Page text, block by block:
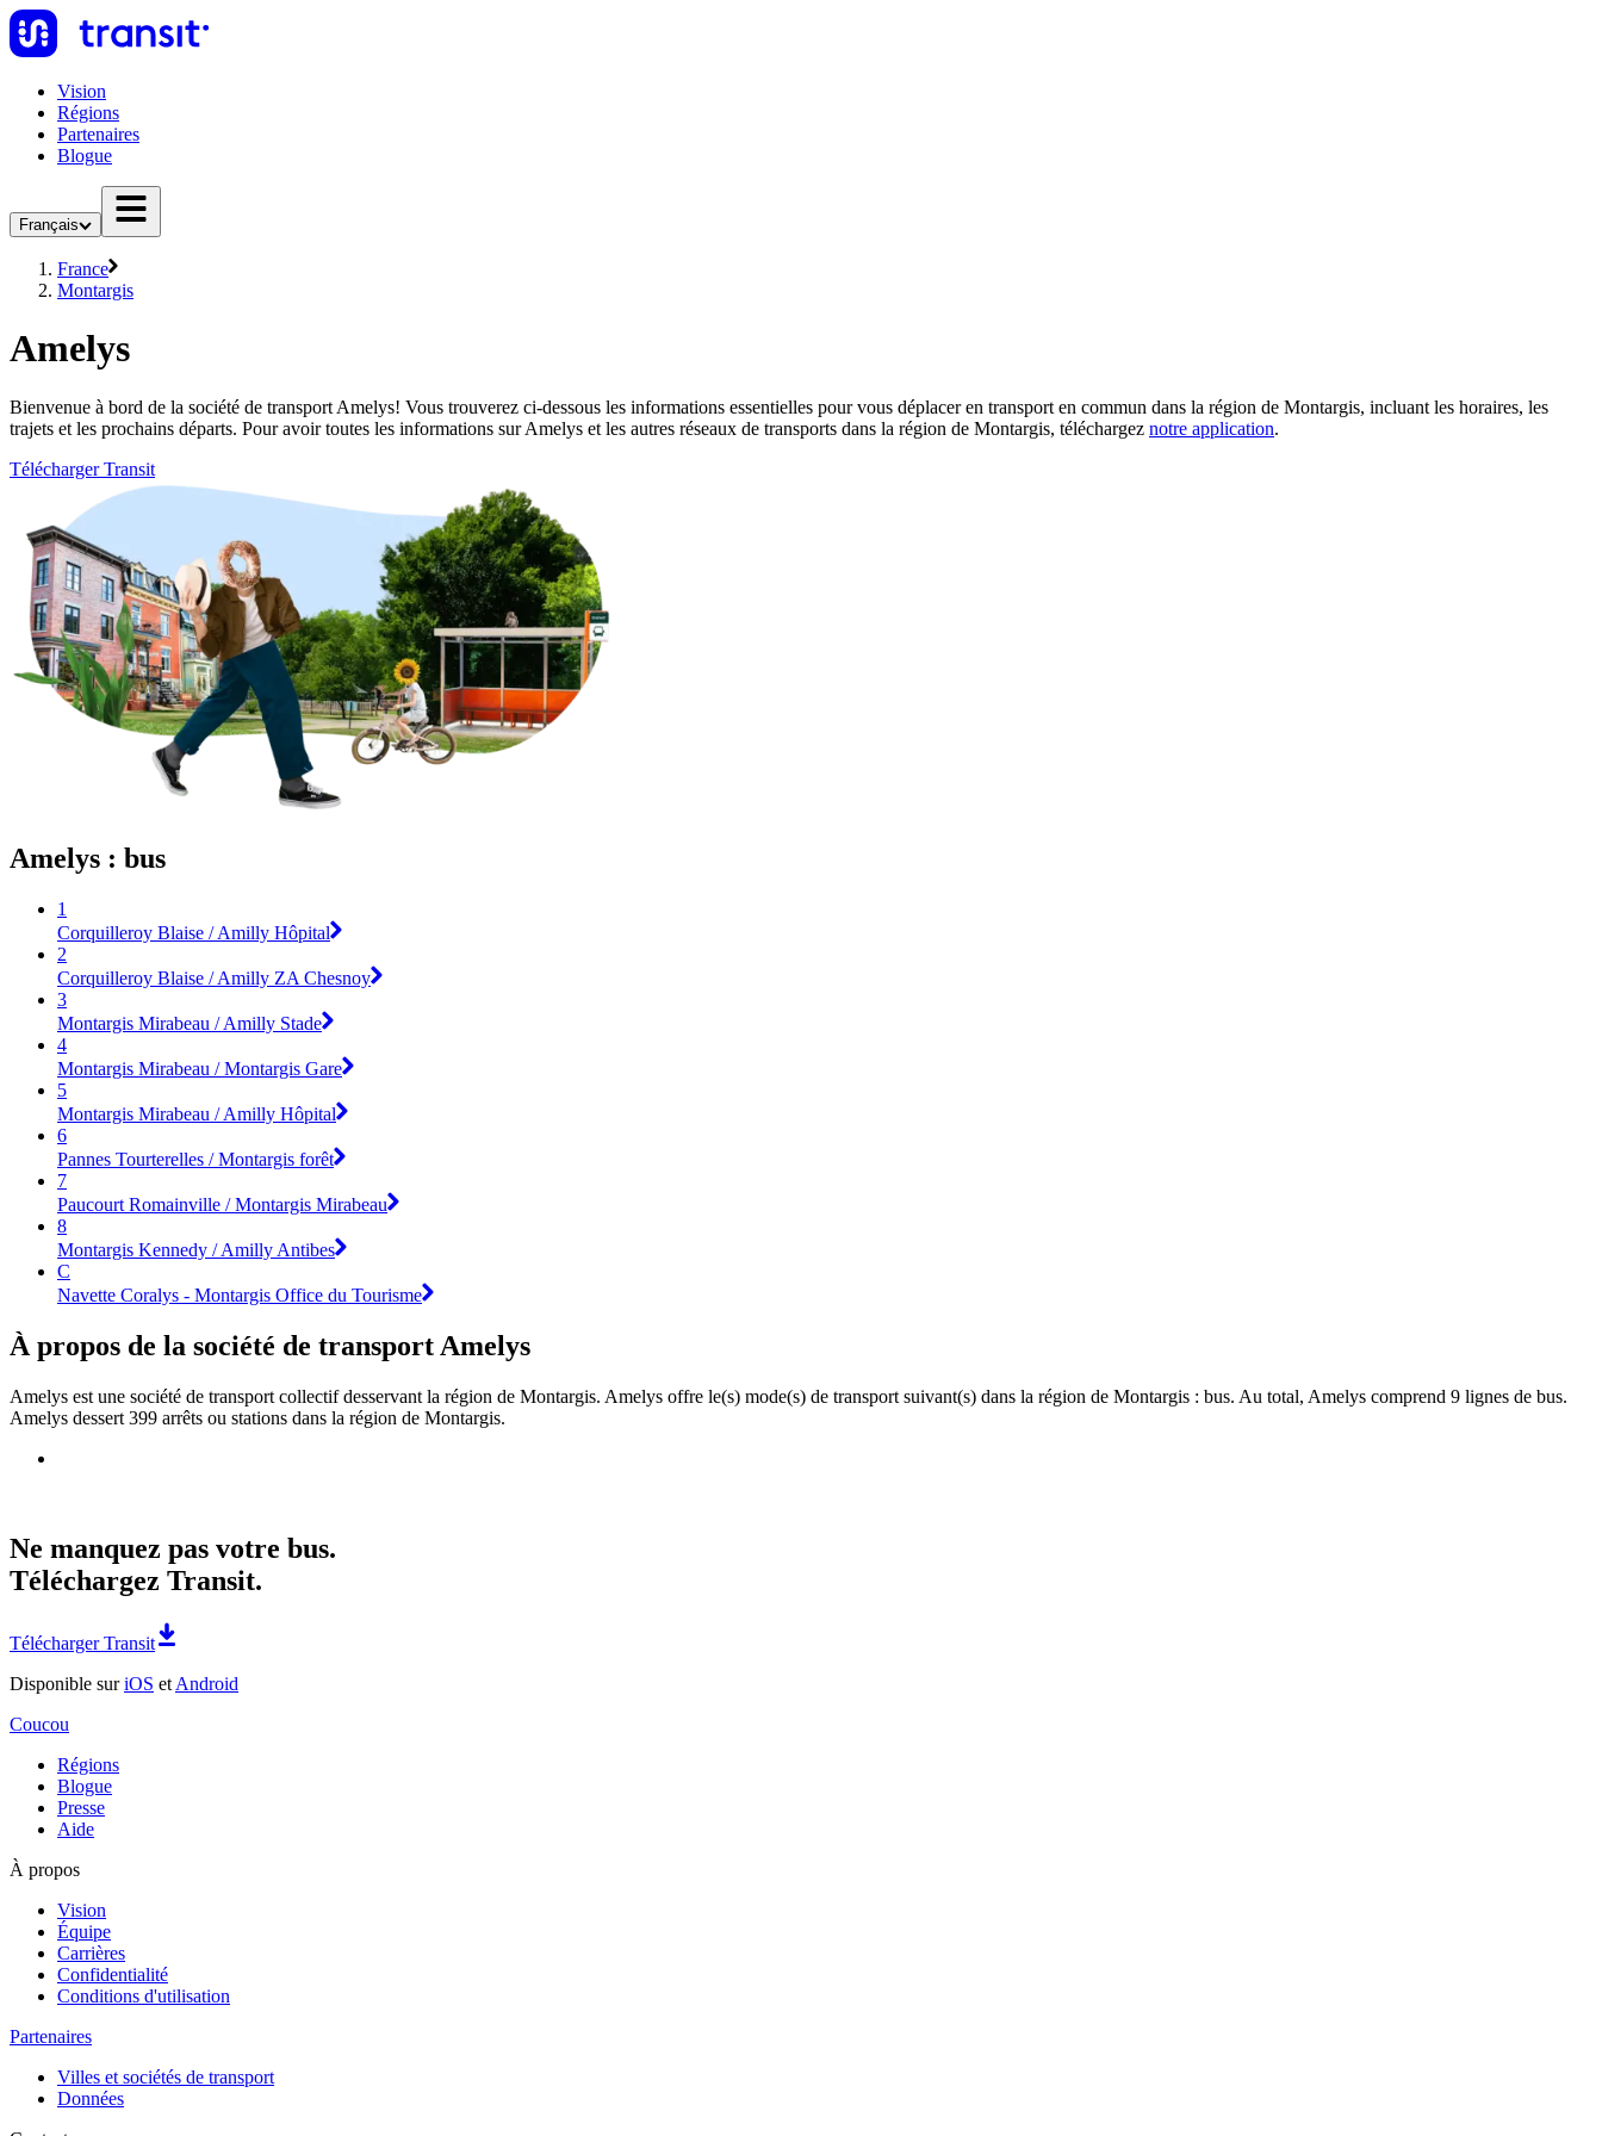
Vision
Régions
Partenaires
Blogue
Français
France
Montargis
Amelys
Bienvenue à bord de la société de transport Amelys! Vous trouverez ci-dessous les informations essentielles pour vous déplacer en transport en commun dans la région de Montargis, incluant les horaires, les
trajets et les prochains départs. Pour avoir toutes les informations sur Amelys et les autres réseaux de transports dans la région de Montargis, téléchargez notre application.
Télécharger Transit
Amelys : bus
1
Corquilleroy Blaise / Amilly Hôpital
2
Corquilleroy Blaise / Amilly ZA Chesnoy
3
Montargis Mirabeau / Amilly Stade
4
Montargis Mirabeau / Montargis Gare
5
Montargis Mirabeau / Amilly Hôpital
6
Pannes Tourterelles / Montargis forêt
7
Paucourt Romainville / Montargis Mirabeau
8
Montargis Kennedy / Amilly Antibes
C
Navette Coralys - Montargis Office du Tourisme
À propos de la société de transport Amelys
Amelys est une société de transport collectif desservant la région de Montargis. Amelys offre le(s) mode(s) de transport suivant(s) dans la région de Montargis : bus. Au total, Amelys comprend 9 lignes de bus.
Amelys dessert 399 arrêts ou stations dans la région de Montargis.
Ne manquez pas votre bus.
Téléchargez Transit.
Télécharger Transit
Disponible suriOS et Android
Coucou
Régions
Blogue
Presse
Aide
À propos
Vision
Équipe
Carrières
Confidentialité
Conditions d'utilisation
Partenaires
Villes et sociétés de transport
Données